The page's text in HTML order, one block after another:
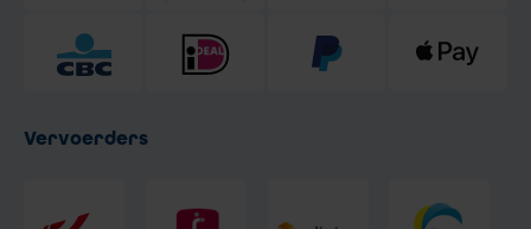
Vervoerders